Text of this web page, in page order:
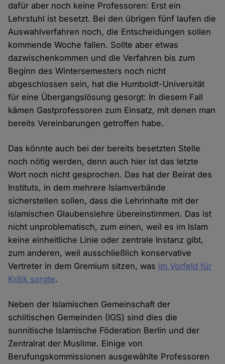
dafür aber noch keine Professoren: Erst ein
Lehrstuhl ist besetzt. Bei den übrigen fünf laufen die
Auswahlverfahren noch, die Entscheidungen sollen
kommende Woche fallen. Sollte aber etwas
dazwischenkommen und die Verfahren bis zum
Beginn des Wintersemesters noch nicht
abgeschlossen sein, hat die Humboldt-Universität
für eine Übergangslösung gesorgt: In diesem Fall
kämen Gastprofessoren zum Einsatz, mit denen man
bereits Vereinbarungen getroffen habe.
Das könnte auch bei der bereits besetzten Stelle
noch nötig werden, denn auch hier ist das letzte
Wort noch nicht gesprochen. Das hat der Beirat des
Instituts, in dem mehrere Islamverbände
sicherstellen sollen, dass die Lehrinhalte mit der
islamischen Glaubenslehre übereinstimmen. Das ist
nicht unproblematisch, zum einen, weil es im Islam
keine einheitliche Linie oder zentrale Instanz gibt,
zum anderen, weil ausschließlich konservative
Vertreter in dem Gremium sitzen, was im Vorfeld für
Kritik sorgte.
Neben der Islamischen Gemeinschaft der
schiitischen Gemeinden (IGS) sind dies die
sunnitische Islamische Föderation Berlin und der
Zentralrat der Muslime. Einige von
Berufungskommissionen ausgewählte Professoren